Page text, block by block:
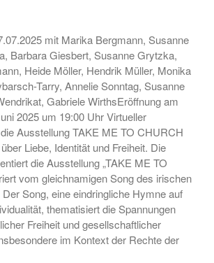
Mai 2021
März 2021
Februar 2021
Januar 2021
November 2020
Oktober 2020
September 2020
August 2020
Juli 2020
Juni 2020
Februar 2020
mit Marika Bergmann, Susanne
Barbara Giesbert, Susanne Grytzka,
Heide Möller, Hendrik Müller, Monika
Tarry, Annelie Sonntag, Susanne
Gabriele WirthsEröffnung am
2025 um 19:00 Uhr Virtueller
Ausstellung TAKE ME TO CHURCH
Liebe, Identität und Freiheit. Die
die Ausstellung „TAKE ME TO
vom gleichnamigen Song des irischen
Song, eine eindringliche Hymne auf
thematisiert die Spannungen
Freiheit und gesellschaftlicher
im Kontext der Rechte der